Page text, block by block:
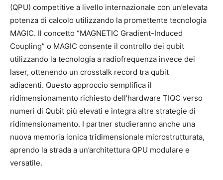
(QPU) competitive a livello internazionale con un’elevata
potenza di calcolo utilizzando la promettente tecnologia
MAGIC. Il concetto “MAGNETIC Gradient-Induced
Coupling” o MAGIC consente il controllo dei qubit
utilizzando la tecnologia a radiofrequenza invece dei
laser, ottenendo un crosstalk record tra qubit
adiacenti. Questo approccio semplifica il
ridimensionamento richiesto dell’hardware TIQC verso
numeri di Qubit più elevati e integra altre strategie di
ridimensionamento. I partner studieranno anche una
nuova memoria ionica tridimensionale microstrutturata,
aprendo la strada a un’architettura QPU modulare e
versatile.